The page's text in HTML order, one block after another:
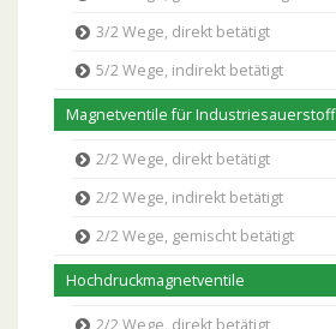
3/2 Wege, direkt betätigt
5/2 Wege, indirekt betätigt
Magnetventile für Industriesauerstoff
2/2 Wege, direkt betätigt
2/2 Wege, indirekt betätigt
2/2 Wege, gemischt betätigt
Hochdruckmagnetventile
2/2 Wege, direkt betätigt